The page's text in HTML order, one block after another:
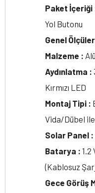
Paket İçeriği
Yol Butonu
Genel
Malzeme :
Aydınlatma :
Kırmızı LED
Montaj Tipi :
Vida/Dübel ile
Solar Panel :
Batarya : 1.2
(Kablosuz
Gece Görüş